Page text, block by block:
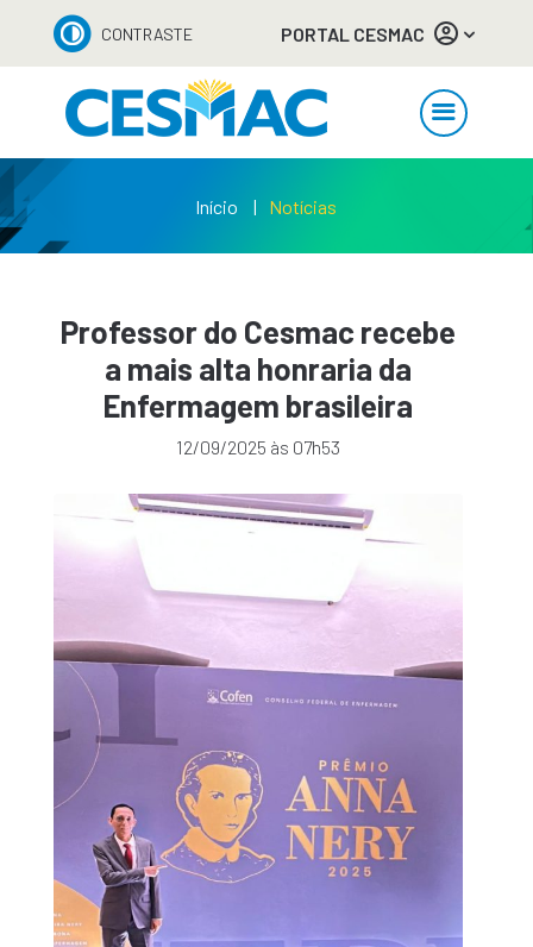
CONTRASTE PORTAL CESMAC
Início Notícias
Professor do Cesmac recebe
a mais alta honraria da
Enfermagem brasileira
12/09/2025 às 07h53